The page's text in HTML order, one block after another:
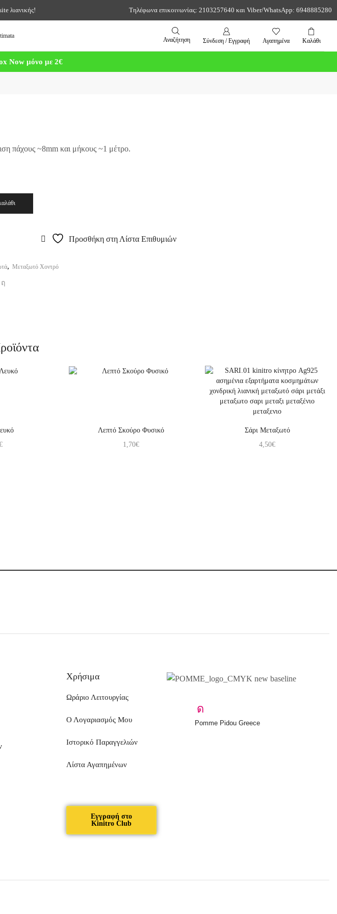
λιανικής! Τηλέφωνα επικοινωνίας: 2103257640 και Viber/WhatsApp: 6948885280
Αναζήτηση Σύνδεση / Εγγραφή Αγαπημένα Καλάθι
Now μόνο με 2€
πάχους ~8mm και μήκους ~1 μέτρο.
Προσθήκη στη Λίστα Επιθυμιών
, Μεταξωτό Χοντρό
Λεπτό Σκούρο Φυσικό
1,70€
Σάρι Μεταξωτό
4,50€
Χρήσιμα
Ωράριο Λειτουργίας
Ο Λογαριασμός Μου
Ιστορικό Παραγγελιών
Λίστα Αγαπημένων
Εγγραφή στο
Kinitro Club
Pomme Pidou Greece